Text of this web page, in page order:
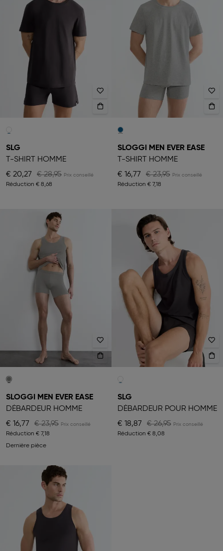
SLG
T-SHIRT HOMME
€ 20,27
€ 28,95
Réduction € 8,68
SLOGGI MEN EVER EASE
T-SHIRT HOMME
€ 16,77
€ 23,95
Réduction € 7,18
SLOGGI MEN EVER EASE
DÉBARDEUR HOMME
€ 16,77
€ 23,95
Réduction € 7,18
Dernière pièce
SLG
DÉBARDEUR POUR HOMME
€ 18,87
€ 26,95
Réduction € 8,08